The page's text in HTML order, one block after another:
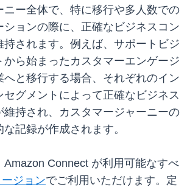
ニー全体で、特に移行や多人数での
ションの際に、正確なビジネスコン
持されます。例えば、サポートビジ
から始まったカスタマーエンゲージ
へと移行する場合、それぞれのイン
セグメントによって正確なビジネス
維持され、カスタマージャーニーの
記録が作成されます。
Amazon Connect が利用可能なすべ
ジョンでご利用いただけます。定